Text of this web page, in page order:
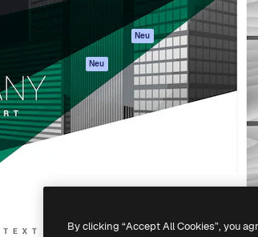
Stock-Inhalte
Claude/ChatGPT
Neu
Agenten Neu
API
Mobile App
Alle Magnific-Tools
Cookie-Richtlinie
Partner
Unternehmen
S.L.U.
By clicking “Accept All Cookies”, you